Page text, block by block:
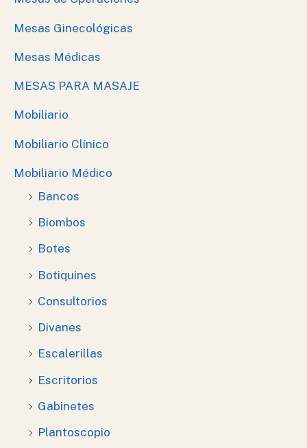
Mesas Ginecológicas
Mesas Médicas
MESAS PARA MASAJE
Mobiliario
Mobiliario Clínico
Mobiliario Médico
Bancos
Biombos
Botes
Botiquines
Consultorios
Divanes
Escalerillas
Escritorios
Gabinetes
Plantoscopio